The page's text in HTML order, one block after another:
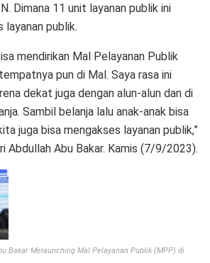
Dimana 11 unit layanan publik ini
layanan publik.
mendirikan Mal Pelayanan Publik
pun di Mal. Saya rasa ini
dekat juga dengan alun-alun dan di
Sambil belanja lalu anak-anak bisa
juga bisa mengakses layanan publik,”
Abdullah Abu Bakar. Kamis (7/9/2023).
Bakar Melaunching Mal Pelayanan Publik (MPP) di